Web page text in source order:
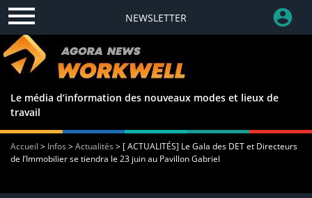
NEWSLETTER
Le média d’information des nouveaux modes et lieux de
travail
Accueil > Infos>Actualités> [ ACTUALITÉS] Le Gala des DET et Directeurs
de l’Immobilier se tiendra le 23 juin au Pavillon Gabriel